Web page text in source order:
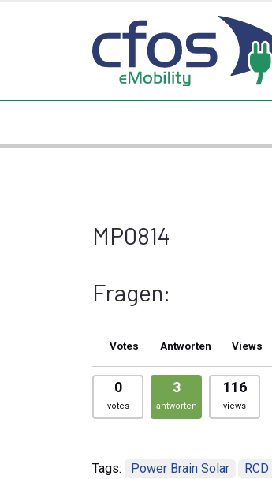
MP0814
Fragen:
Votes Antworten Views
0
votes
3
antworten
116
views
Tags: Power Brain Solar RCD